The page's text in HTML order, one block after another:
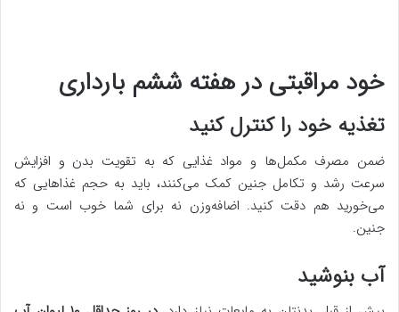
خود مراقبتی در هفته ششم بارداری
تغذیه خود را کنترل کنید
ضمن مصرف مکمل‌ها و مواد غذایی که به تقویت بدن و افزایش
سرعت رشد و تکامل جنین کمک می‌کنند، باید به حجم غذاهایی که
می‌خورید هم دقت کنید. اضافه‌وزن نه برای شما خوب است و نه
جنین.
آب بنوشید